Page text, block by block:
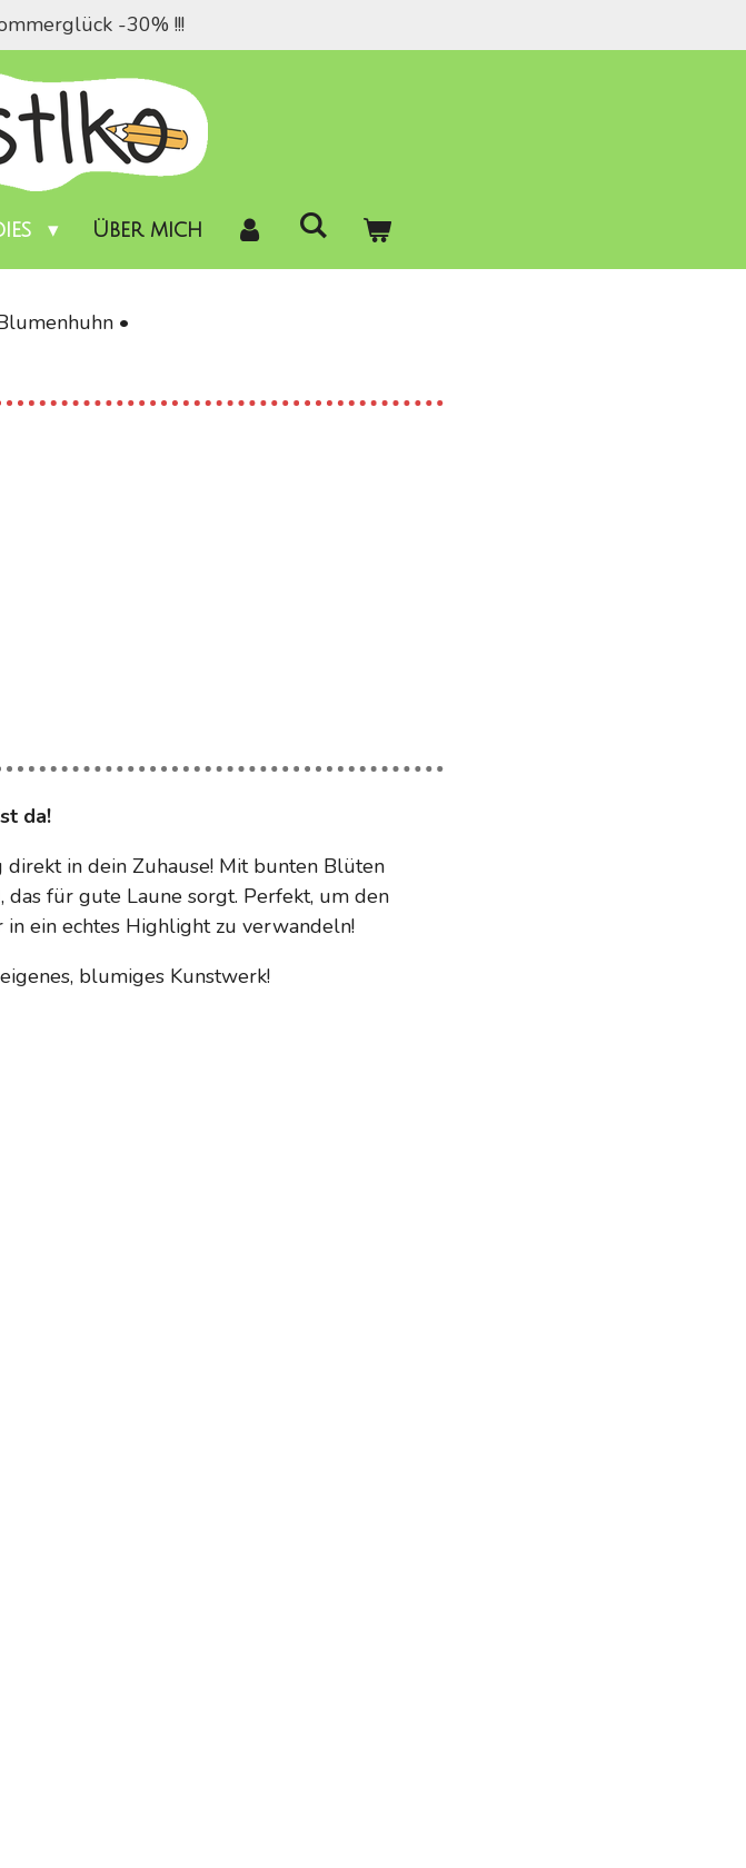
-30% !!!
Über mich
•
da!
in dein Zuhause! Mit bunten Blüten
für gute Laune sorgt. Perfekt, um den
ein echtes Highlight zu verwandeln!
blumiges Kunstwerk!